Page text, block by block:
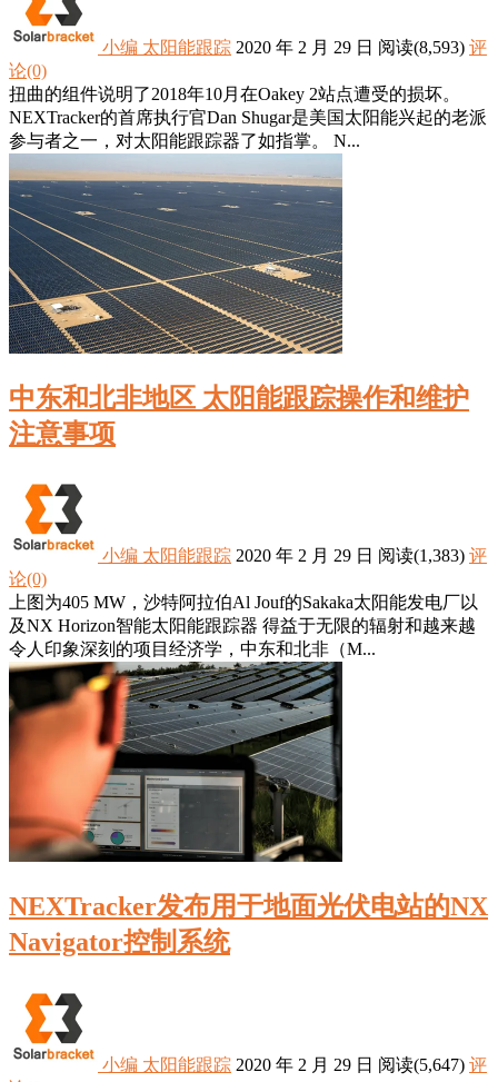
小编 太阳能跟踪 2020 年 2 月 29 日 阅读(8,593) 评
论(0)
扭曲的组件说明了2018年10月在Oakey 2站点遭受的损坏。
NEXTracker的首席执行官Dan Shugar是美国太阳能兴起的老派
参与者之一，对太阳能跟踪器了如指掌。 N...
中东和北非地区 太阳能跟踪操作和维护
注意事项
小编 太阳能跟踪 2020 年 2 月 29 日 阅读(1,383) 评
论(0)
上图为405 MW，沙特阿拉伯Al Jouf的Sakaka太阳能发电厂以
及NX Horizo​​n智能太阳能跟踪器 得益于无限的辐射和越来越
令人印象深刻的项目经济学，中东和北非（M...
NEXTracker发布用于地面光伏电站的NX
Navigator控制系统
小编 太阳能跟踪 2020 年 2 月 29 日 阅读(5,647) 评